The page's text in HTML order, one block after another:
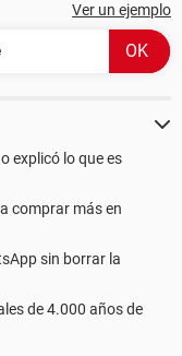
Ver un ejemplo
explicó lo que es
comprar más en
sin borrar la
de 4.000 años de